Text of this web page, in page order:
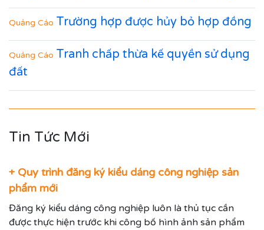
Quảng Cáo Trường hợp được hủy bỏ hợp đồng
Quảng Cáo Tranh chấp thừa kế quyền sử dụng
đất
Tin Tức Mới
+ Quy trình đăng ký kiểu dáng công nghiệp sản
phẩm mới
Đăng ký kiểu dáng công nghiệp luôn là thủ tục cần
được thực hiện trước khi công bố hình ảnh sản phẩm